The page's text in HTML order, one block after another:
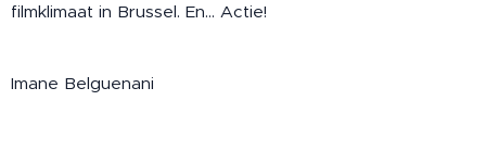
filmklimaat in Brussel. En... Actie!
Imane Belguenani